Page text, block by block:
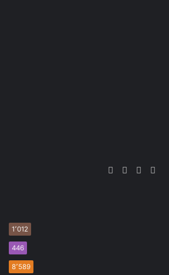
فيسبوك
‫X
‫YouTube
1٬012
446
8٬589